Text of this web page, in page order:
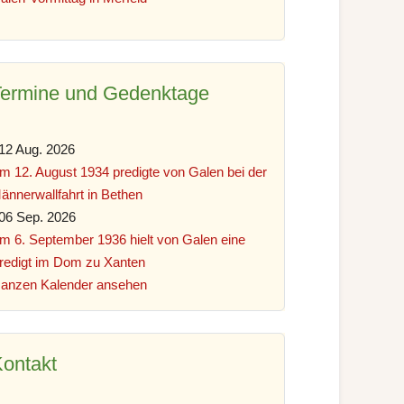
und Gedenktage
12 Aug. 2026
12. August 1934 predigte von Galen bei der
in Bethen
Sep. 2026
6. September 1936 hielt von Galen eine
im Dom zu Xanten
Kalender ansehen